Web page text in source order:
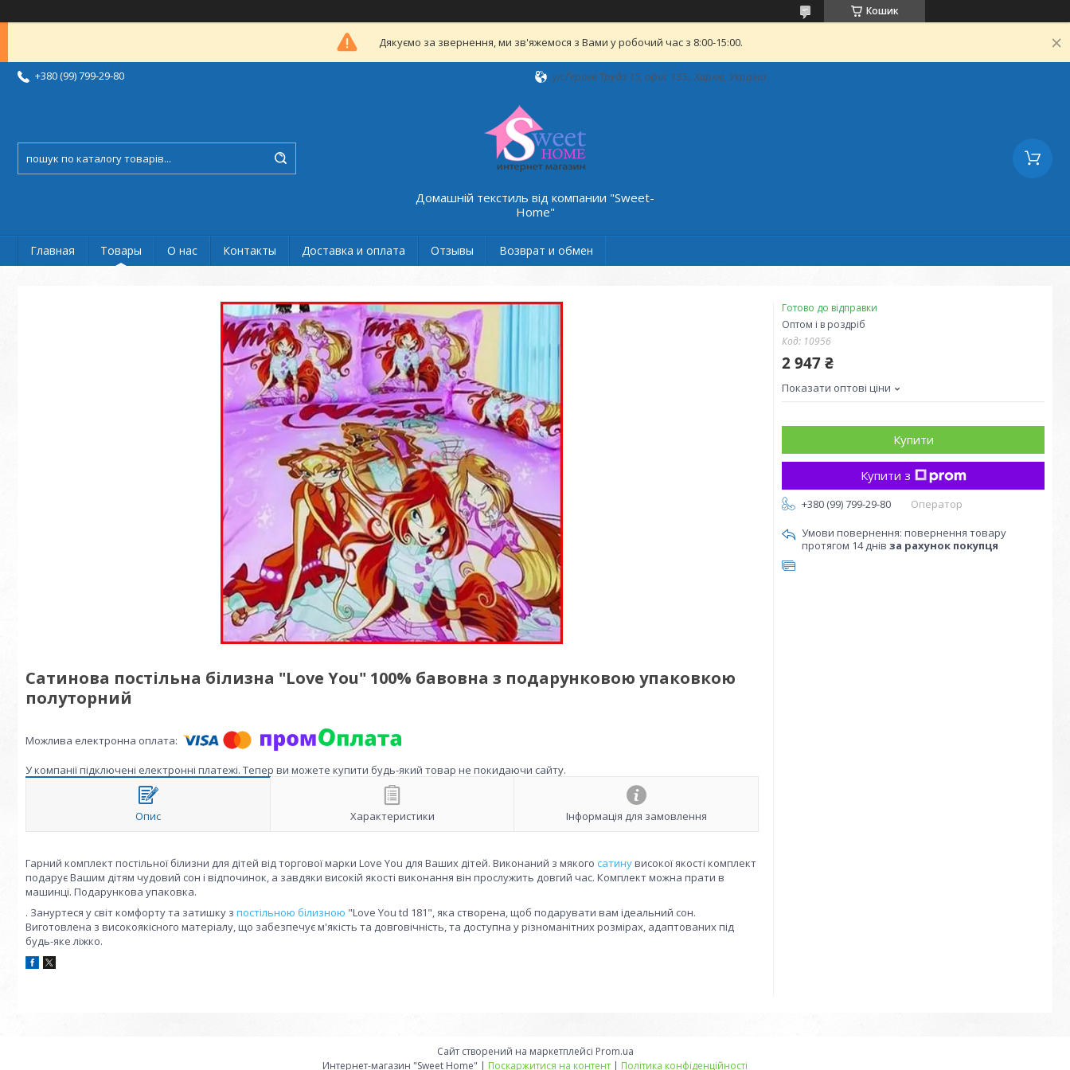
Кошик
Дякуємо за звернення, ми зв'яжемося з Вами у робочий час з 8:00-15:00.
+380 (99) 799-29-80 ул.Героев Труда 15, офис 135., Харків, Україна
Домашній текстиль від компании "Sweet-
Home"
Главная Товары О нас Контакты Доставка и оплата Отзывы Возврат и обмен
Сатинова постільна білизна "Love You" 100% бавовна з подарунковою упаковкою
полуторний
У компанії підключені електронні платежі. Тепер ви можете купити будь-який товар не покидаючи сайту.
Опис Характеристики Інформація для замовлення
Гарний комплект постільної білизни для дітей від торгової марки Love You для Ваших дітей. Виконаний з мякого сатинувисокої якості комплект
подарує Вашим дітям чудовий сон і відпочинок, а завдяки високій якості виконання він прослужить довгий час. Комплект можна прати в
машинці. Подарункова упаковка.
. Зануртеся у світ комфорту та затишку з постільною білизною "Love You td 181", яка створена, щоб подарувати вам ідеальний сон.
Виготовлена з високоякісного матеріалу, що забезпечує м'якість та довговічність, та доступна у різноманітних розмірах, адаптованих під
будь-яке ліжко.
Готово до відправки
Оптом і в роздріб
Код: 10956
2 947 ₴
Показати оптові ціни
Купити
Купити з
+380 (99) 799-29-80
Оператор
повернення товару
протягом 14 днів за рахунок покупця
Сайт створений на маркетплейсі Prom.ua
Интернет-магазин "Sweet Home" | Поскаржитися на контент | Політика конфіденційності